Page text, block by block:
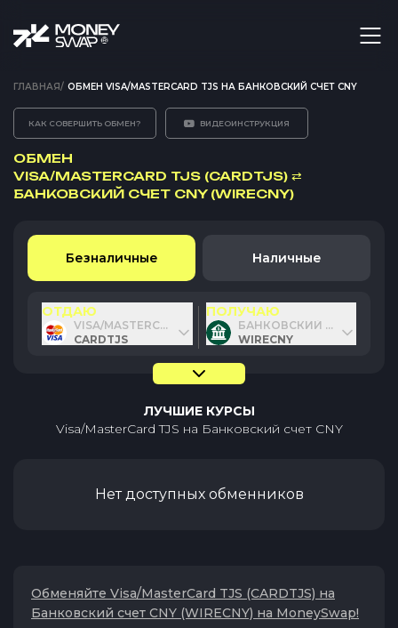
ГЛАВНАЯ/ ОБМЕН VISA/MASTERCARD TJS НА БАНКОВСКИЙ СЧЕТ CNY
КАК СОВЕРШИТЬ ОБМЕН? ВИДЕОИНСТРУКЦИЯ
ОБМЕН
VISA/MASTERCARD TJS (CARDTJS) ⇄
БАНКОВСКИЙ СЧЕТ CNY (WIRECNY)
Безналичные Наличные
ОТДАЮ
VISA/MASTERCARD TJS
CARDTJS
ПОЛУЧАЮ
БАНКОВСКИЙ СЧЕТ CNY
WIRECNY
ЛУЧШИЕ КУРСЫ
Visa/MasterCard TJS на Банковский счет CNY
Нет доступных обменников
Обменяйте Visa/MasterCard TJS (CARDTJS) на
Банковский счет CNY (WIRECNY) на MoneySwap!